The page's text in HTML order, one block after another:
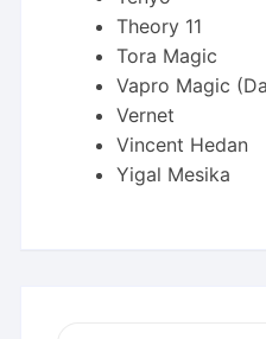
Theory 11
Tora Magic
Vapro Magic
Vernet
Vincent Hedan
Yigal Mesika